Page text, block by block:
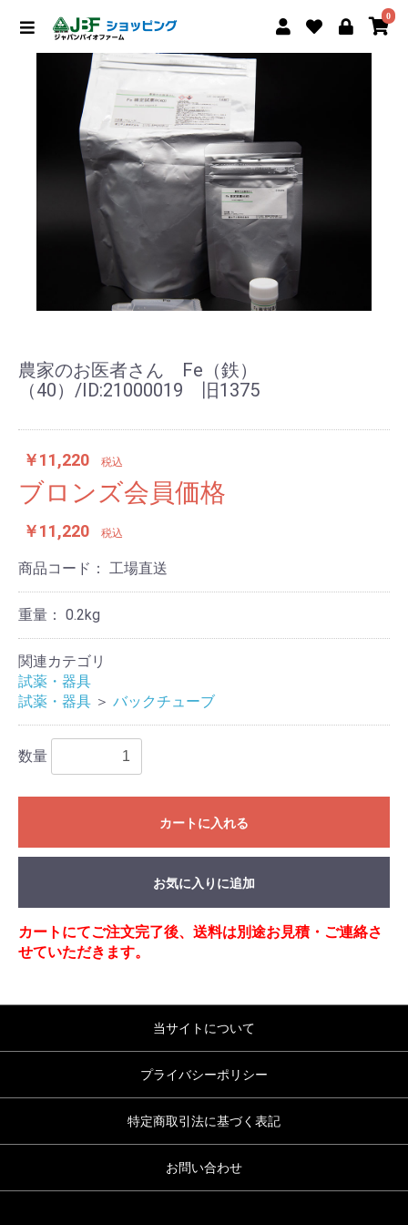
0
農家のお医者さん Fe（鉄）
（40）/ID:21000019 旧1375
￥11,220 税込
ブロンズ会員価格
￥11,220 税込
商品コード： 工場直送
重量： 0.2kg
関連カテゴリ
試薬・器具
試薬・器具 ＞ バックチューブ
数量
カートに入れる
お気に入りに追加
カートにてご注文完了後、送料は別途お見積・ご連絡さ
せていただきます。
当サイトについて
プライバシーポリシー
特定商取引法に基づく表記
お問い合わせ